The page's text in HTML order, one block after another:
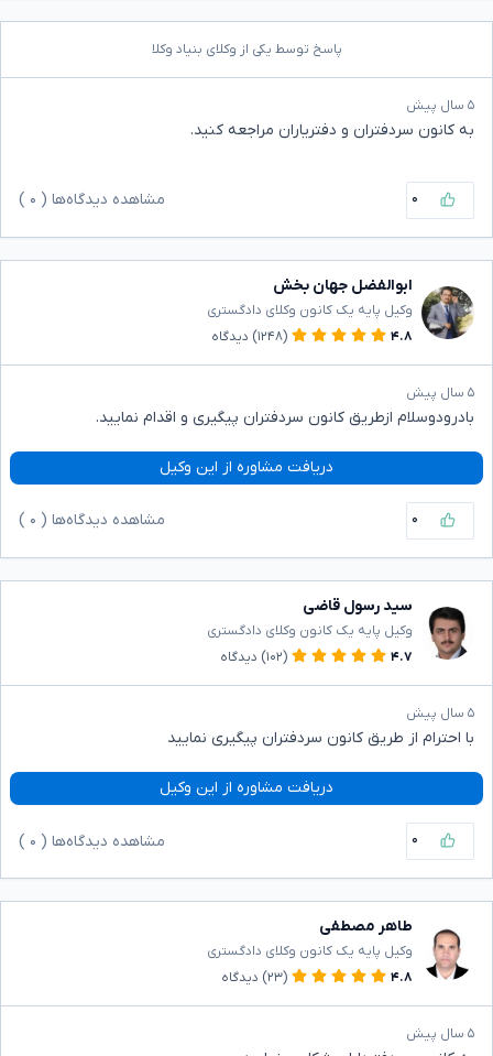
پاسخ توسط یکی از وکلای بنیاد وکلا
۵ سال پیش
به کانون سردفتران و دفتریاران مراجعه کنید.
۰ مشاهده دیدگاه‌ها ( ۰
ابوالفضل جهان بخش
وکیل پایه یک کانون وکلای دادگستری
۴.۸
(۱۲۴۸) دیدگاه
۵ سال پیش
بادرودوسلام ازطریق کانون سردفتران پیگیری و اقدام نمایید.
دریافت مشاوره از این وکیل
۰ مشاهده دیدگاه‌ها ( ۰
سید رسول قاضی
وکیل پایه یک کانون وکلای دادگستری
۴.۷
(۱۰۲) دیدگاه
۵ سال پیش
با احترام از طریق کانون سردفتران پیگیری نمایید
دریافت مشاوره از این وکیل
۰ مشاهده دیدگاه‌ها ( ۰
طاهر مصطفی
وکیل پایه یک کانون وکلای دادگستری
۴.۸
(۲۳) دیدگاه
۵ سال پیش